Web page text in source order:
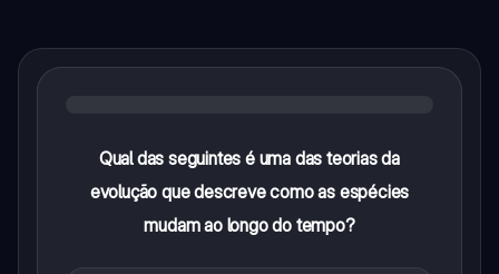
Qual das seguintes é uma das teorias da
evolução que descreve como as espécies
mudam ao longo do tempo?